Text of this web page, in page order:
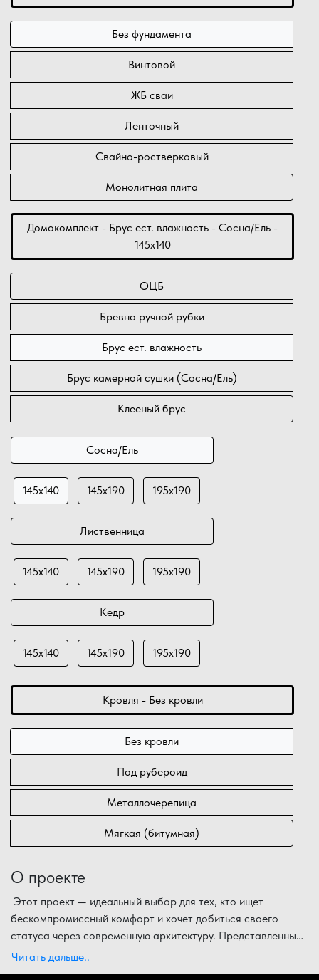
Без фундамента
Винтовой
ЖБ сваи
Ленточный
Свайно-ростверковый
Монолитная плита
Домокомплект - Брус ест. влажность - Сосна/Ель -
145х140
ОЦБ
Бревно ручной рубки
Брус ест. влажность
Брус камерной сушки (Сосна/Ель)
Клееный брус
Сосна/Ель
145х140 145х190 195х190
Лиственница
145х140 145х190 195х190
Кедр
145х140 145х190 195х190
Кровля - Без кровли
Без кровли
Под рубероид
Металлочерепица
Мягкая (битумная)
О проекте
Этот проект — идеальный выбор для тех, кто ищет
бескомпромиссный комфорт и хочет добиться своего
статуса через современную архитектуру. Представленный
современный проект дома для ПМЖ
Внутренняя планировка дома на
Читать дальше..